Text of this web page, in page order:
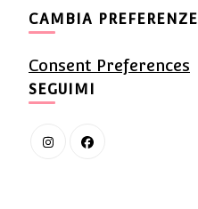
CAMBIA PREFERENZE
Consent Preferences
SEGUIMI